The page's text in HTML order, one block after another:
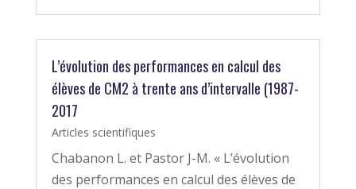
L’évolution des performances en calcul des
élèves de CM2 à trente ans d’intervalle (1987-
2017
Articles scientifiques
Chabanon L. et Pastor J-M. « L’évolution
des performances en calcul des élèves de